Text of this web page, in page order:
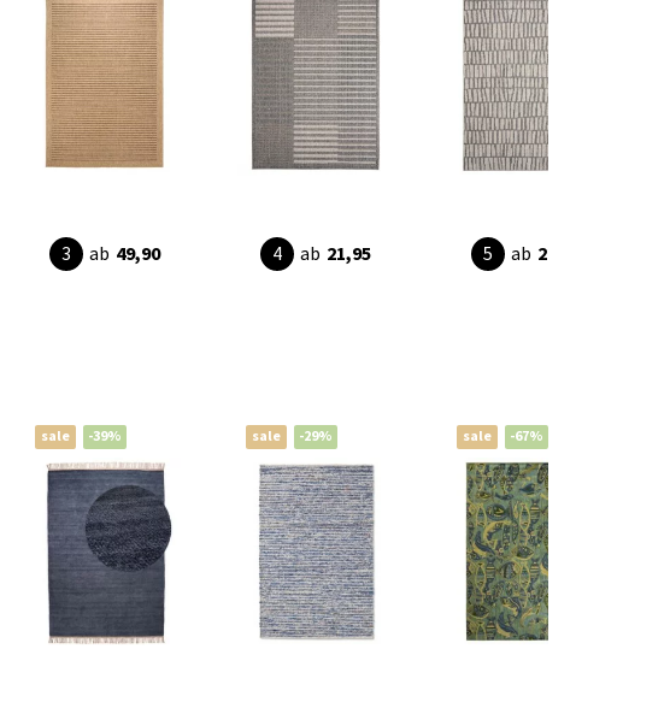
ab 49,90 ab 21,95 ab 21,95
sale -39% sale -29% sale -67%